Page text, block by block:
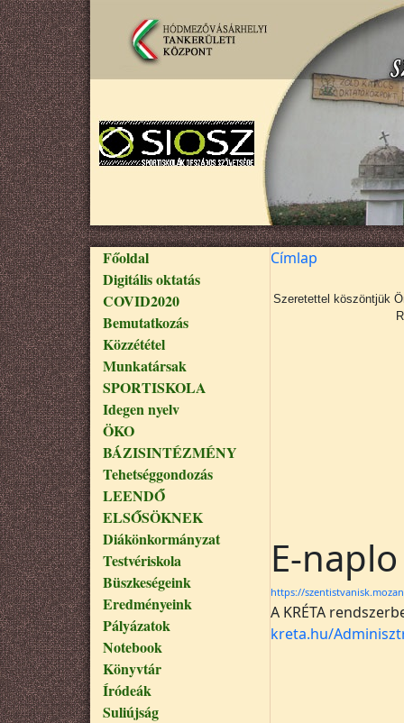
Ugrás a tartalomra
Fő navigáció
Főoldal
Digitális oktatás
COVID2020
Bemutatkozás
Közzététel
Munkatársak
SPORTISKOLA
Idegen nyelv
ÖKO
BÁZISINTÉZMÉNY
Tehetséggondozás
LEENDŐ
ELSŐSÖKNEK
Diákönkormányzat
Testvériskola
Büszkeségeink
Eredményeink
Pályázatok
Notebook
Könyvtár
Íródeák
Suliújság
Címlap
Szeretettel köszöntjük
E-naplo
https://
A KRÉTA
kreta.hu/